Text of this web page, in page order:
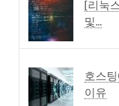
[리눅
및...
호스
이유